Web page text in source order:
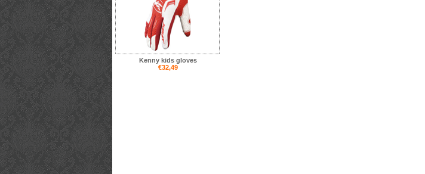
Kenny kids gloves
€32,49